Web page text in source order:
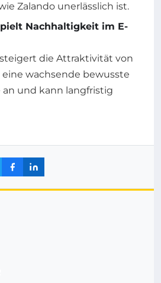
Zalando unerlässlich ist.
Nachhaltigkeit im E-
die Attraktivität von
wachsende bewusste
und kann langfristig